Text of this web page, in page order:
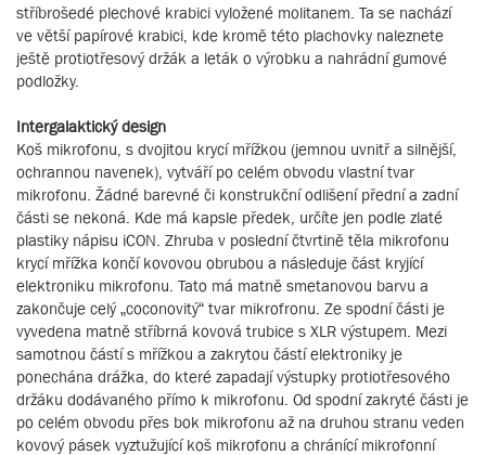
stříbrošedé plechové krabici vyložené molitanem. Ta se nachází
ve větší papírové krabici, kde kromě této plachovky naleznete
ještě protiotřesový držák a leták o výrobku a nahrádní gumové
podložky.
Intergalaktický design
Koš mikrofonu, s dvojitou krycí mřížkou (jemnou uvnitř a silnější,
ochrannou navenek), vytváří po celém obvodu vlastní tvar
mikrofonu. Žádné barevné či konstrukční odlišení přední a zadní
části se nekoná. Kde má kapsle předek, určíte jen podle zlaté
plastiky nápisu iCON. Zhruba v poslední čtvrtině těla mikrofonu
krycí mřížka končí kovovou obrubou a následuje část kryjící
elektroniku mikrofonu. Tato má matně smetanovou barvu a
zakončuje celý „coconovitý“ tvar mikrofronu. Ze spodní části je
vyvedena matně stříbrná kovová trubice s XLR výstupem. Mezi
samotnou částí s mřížkou a zakrytou částí elektroniky je
ponechána drážka, do které zapadají výstupky protiotřesového
držáku dodávaného přímo k mikrofonu. Od spodní zakryté části je
po celém obvodu přes bok mikrofonu až na druhou stranu veden
kovový pásek vyztužující koš mikrofonu a chránící mikrofonní